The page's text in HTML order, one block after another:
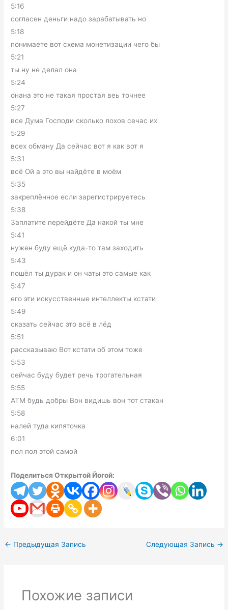
5:16
согласен деньги надо зарабатывать но
5:18
понимаете вот схема монетизации чего бы
5:21
ты ну не делал она
5:24
онана это не такая простая веь точнее
5:27
все Дума Господи сколько лохов сечас их
5:29
всех обману Да сейчас вот я как вот я
5:31
всё Ой а это вы найдёте в моём
5:35
закреплённое если зарегистрируетесь
5:38
Заплатите перейдёте Да накой ты мне
5:41
нужен буду ещё куда-то там заходить
5:43
пошёл ты дурак и он чаты это самые как
5:47
его эти искусственные интеллекты кстати
5:49
сказать сейчас это всё в лёд
5:51
рассказываю Вот кстати об этом тоже
5:53
сейчас буду будет речь трогательная
5:55
АТМ будь добры Вон видишь вон тот стакан
5:58
налей туда кипяточка
6:01
пол пол этой самой
Поделиться Открытой Йогой:
← Предыдущая Запись Следующая Запись →
Похожие записи